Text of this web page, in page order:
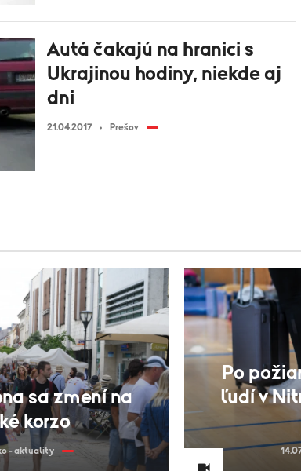
Autá čakajú na hranici s
Ukrajinou hodiny, niekde aj
dni
21.04.2017 Prešov
sa zmení na
korzo
- aktuality
Po
ľudí v